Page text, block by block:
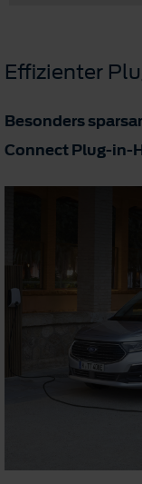
Effizienter
Besonders
Connect Plug-in-